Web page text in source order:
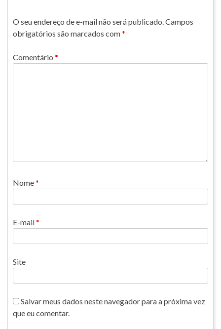
O seu endereço de e-mail não será publicado.Campos
obrigatórios são marcados com*
Comentário *
Nome*
E-mail*
Site
Salvar meus dados neste navegador para a próxima vez
que eu comentar.